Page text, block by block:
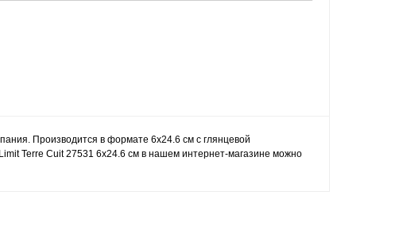
Производится в формате 6x24.6 см с глянцевой
Terre Cuit 27531 6x24.6 см в нашем интернет-магазине можно